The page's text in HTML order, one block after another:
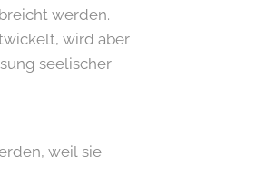
werden.
wird aber
seelischer
weil sie